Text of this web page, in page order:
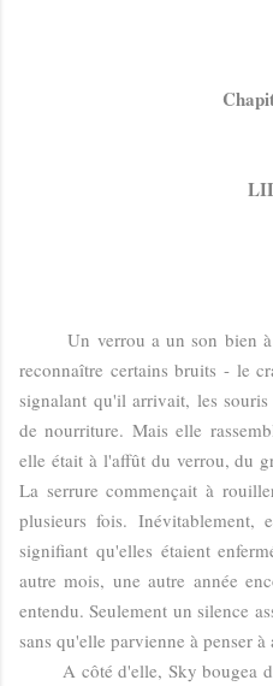
Un verrou a un son bien à
reconnaître certains bruits - le
signalant qu'il arrivait, les
de nourriture. Mais elle
elle était à l'affût du verrou, du
La serrure commençait à
plusieurs fois.
signifiant qu'elles étaient
autre mois, une autre année
entendu. Seulement un silence
sans qu'elle parvienne à penser
A côté d'elle, Sky bougea